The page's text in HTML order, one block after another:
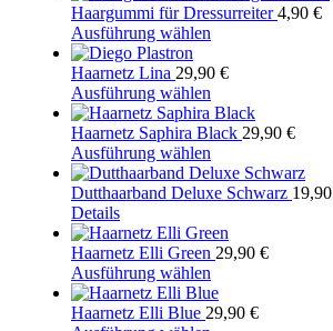
Haargummi für Dressurreiter4,90 €
Ausführung wählen
weist
Varianten
auf.
Optionen
können
der
Produktseite
werden
Haarnetz Lina 29,90 €
Ausführung wählen
Produkt
weist
Varianten
auf.
Optionen
können
der
Produktseite
Haarnetz Saphira Black 29,90 €
Ausführung wählen
Produkt
weist
Varianten
auf.
Optionen
können
Dutthaarband Deluxe Schwarz 19,90
DetailsDieses
Produkt
weist
mehrere
Varianten
auf.
Haarnetz Elli Green 29,90 €
Ausführung wählen
Produkt
weist
Haarnetz Elli Blue 29,90 €